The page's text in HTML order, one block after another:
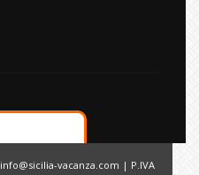
info@sicilia-vacanza.com | P.IVA